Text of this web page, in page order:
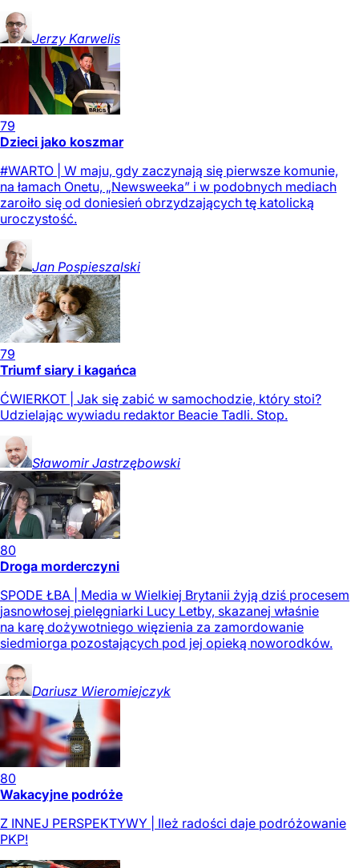
Jerzy Karwelis
79
Dzieci jako koszmar
#WARTO | W maju, gdy zaczynają się pierwsze komunie,
na łamach Onetu, „Newsweeka” i w podobnych mediach
zaroiło się od doniesień obrzydzających tę katolicką
uroczystość.
Jan Pospieszalski
79
Triumf siary i kagańca
ĆWIERKOT | Jak się zabić w samochodzie, który stoi?
Udzielając wywiadu redaktor Beacie Tadli. Stop.
Sławomir Jastrzębowski
80
Droga morderczyni
SPODE ŁBA | Media w Wielkiej Brytanii żyją dziś procesem
jasnowłosej pielęgniarki Lucy Letby, skazanej właśnie
na karę dożywotniego więzienia za zamordowanie
siedmiorga pozostających pod jej opieką noworodków.
Dariusz Wieromiejczyk
80
Wakacyjne podróże
Z INNEJ PERSPEKTYWY | Ileż radości daje podróżowanie
PKP!